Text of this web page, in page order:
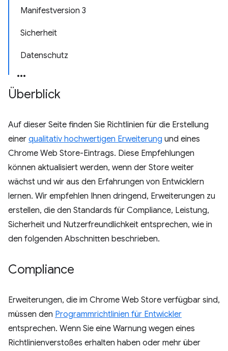
Manifestversion 3
Sicherheit
Datenschutz
Überblick
Auf dieser Seite finden Sie Richtlinien für die Erstellung
einer qualitativ hochwertigen Erweiterung und eines
Chrome Web Store-Eintrags. Diese Empfehlungen
können aktualisiert werden, wenn der Store weiter
wächst und wir aus den Erfahrungen von Entwicklern
lernen. Wir empfehlen Ihnen dringend, Erweiterungen zu
erstellen, die den Standards für Compliance, Leistung,
Sicherheit und Nutzerfreundlichkeit entsprechen, wie in
den folgenden Abschnitten beschrieben.
Compliance
Erweiterungen, die im Chrome Web Store verfügbar sind,
müssen den Programmrichtlinien für Entwickler
entsprechen. Wenn Sie eine Warnung wegen eines
Richtlinienverstoßes erhalten haben oder mehr über